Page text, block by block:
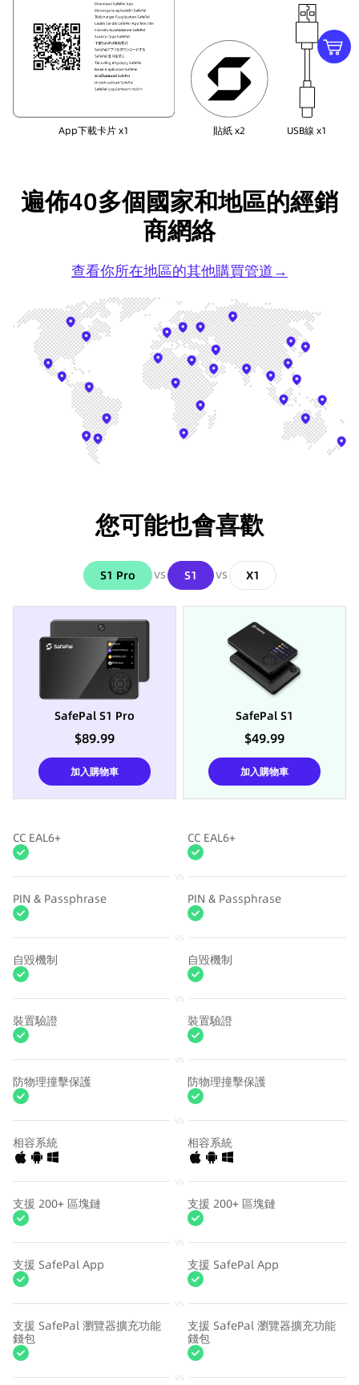
App下載卡片 x1 貼紙 x2 USB線 x1
遍佈40多個國家和地區的經銷
商網絡
查看你所在地區的其他購買管道→
您可能也會喜歡
S1 Pro VS S1 VS X1
SafePal S1 Pro
$89.99
加入購物車
SafePal S1
$49.99
加入購物車
CC EAL6+ CC EAL6+
vs
PIN & Passphrase PIN & Passphrase
vs
自毀機制 自毀機制
vs
裝置驗證 裝置驗證
vs
防物理撞擊保護 防物理撞擊保護
vs
相容系統 相容系統
vs
支援 200+ 區塊鏈 支援 200+ 區塊鏈
vs
支援 SafePal App 支援 SafePal App
vs
支援 SafePal 瀏覽器擴充功能
錢包
支援 SafePal 瀏覽器擴充功能
錢包
vs